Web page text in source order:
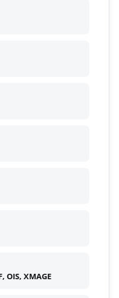
OIS, XMAGE